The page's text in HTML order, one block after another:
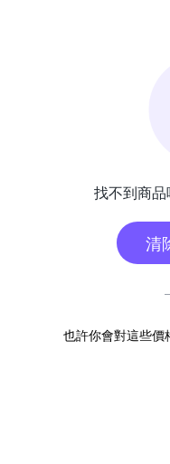
找不到商品
清
也許你會對這些價